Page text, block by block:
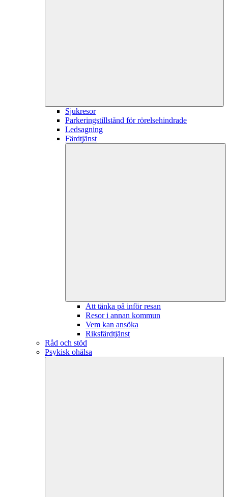
Sjukresor
Parkeringstillstånd för rörelsehindrade
Ledsagning
Färdtjänst
Att tänka på inför resan
Resor i annan kommun
Vem kan ansöka
Riksfärdtjänst
Råd och stöd
Psykisk ohälsa